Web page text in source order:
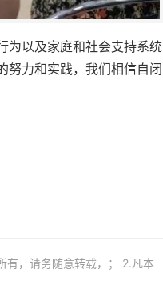
为以及家庭和社会支持系统
努力和实践，我们相信自闭
有，请务随意转载，； 2.凡本